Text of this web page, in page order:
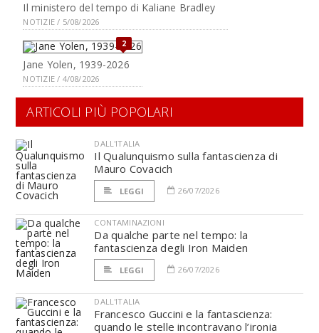
Il ministero del tempo di Kaliane Bradley
NOTIZIE / 5/08/2026
2
Jane Yolen, 1939-2026
NOTIZIE / 4/08/2026
ARTICOLI PIÙ POPOLARI
DALL'ITALIA
Il Qualunquismo sulla fantascienza di
Mauro Covacich
LEGGI 26/07/2026
CONTAMINAZIONI
Da qualche parte nel tempo: la
fantascienza degli Iron Maiden
LEGGI 26/07/2026
DALL'ITALIA
Francesco Guccini e la fantascienza:
quando le stelle incontravano l’ironia